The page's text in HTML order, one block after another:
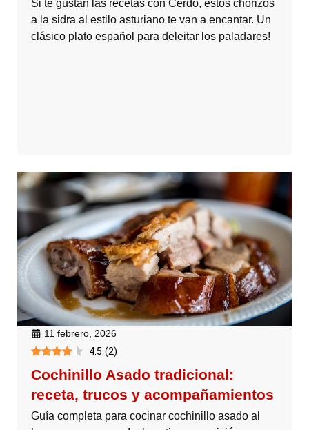
Si te gustan las recetas con Cerdo, estos chorizos
a la sidra al estilo asturiano te van a encantar. Un
clásico plato español para deleitar los paladares!
11 febrero, 2026
4.5 (2)
Cochinillo Asado tradicional:
receta, trucos y acompañamientos
Guía completa para cocinar cochinillo asado al